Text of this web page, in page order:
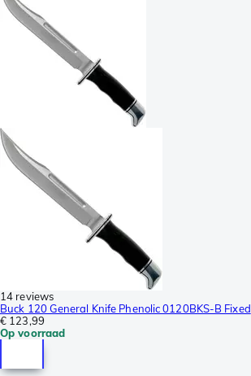
14 reviews
Buck 120 General Knife Phenolic 0120BKS-B Fixed
€ 123,99
Op voorraad